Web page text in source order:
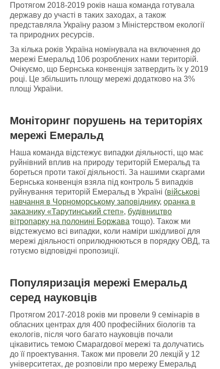
Протягом 2018-2019 років наша команда готувала
державу до участі в таких заходах, а також
представляла Україну разом з Міністерством екології
та природних ресурсів.
За кілька років Україна номінувала на включення до
мережі Емеральд 106 розроблених нами територій.
Очікуємо, що Бернська конвенція затвердить їх у 2019
році. Це збільшить площу мережі додатково на 3%
площі України.
Моніторинг порушень натериторіях
мережі Емеральд
Наша команда відстежує випадки діяльності, що має
руйнівний вплив на природу територій Емеральд та
бореться проти такої діяльності. За нашими скаргами
Бернська конвенція взяла під контроль 5 випадків
руйнування територій Емеральд в Україні (військові
навчання в Чорноморському заповіднику, оранка в
заказнику «Тарутинський степ», будівництво
вітропарку на полонині Боржава тощо). Також ми
відстежуємо всі випадки, коли наміри шкідливої для
мережі діяльності оприлюднюються в порядку ОВД, та
готуємо відповідні пропозиції.
Популяризація мережі Емеральд
серед науковців
Протягом 2017-2018 років ми провели 9 семінарів в
обласних центрах для 400 професійних біологів та
екологів, після чого багато науковців почали
цікавитись темою Смарагдової мережі та долучатись
до її проектування. Також ми провели 20 лекцій у 12
університетах, де розповіли про мережу Емеральд